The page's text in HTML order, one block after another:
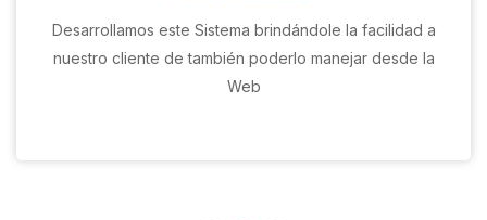
Desarrollamos este Sistema brindándole la facilidad a
nuestro cliente de también poderlo manejar desde la
Web